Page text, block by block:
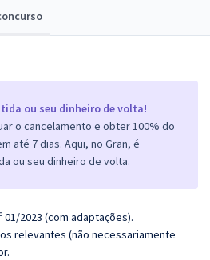
ou seu dinheiro de volta!
o cancelamento e obter 100% do
até 7 dias. Aqui, no Gran, é
ou seu dinheiro de volta.
01/2023 (com adaptações).
relevantes (não necessariamente